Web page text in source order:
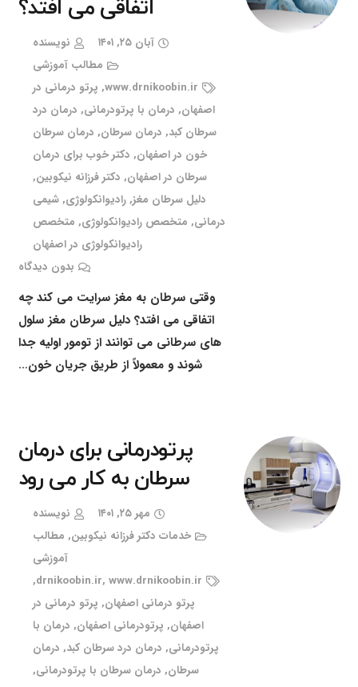
اتفاقی می افتد؟
آبان ۲۵, ۱۴۰۱
نویسنده
مطالب آموزشی
www.drnikoobin.ir
, پرتو درمانی در
اصفهان, درمان با پرتودرمانی, درمان درد
سرطان کبد, درمان سرطان, درمان سرطان
خون در اصفهان, دکتر خوب برای درمان
سرطان در اصفهان, دکتر فرزانه نیکوبین,
دلیل سرطان مغز,رادیوانکولوژی,شیمی
درمانی, متخصص رادیوانکولوژی, متخصص
رادیوانکولوژی در اصفهان
بدون دیدگاه
وقتی سرطان به مغز سرایت می کند چه
اتفاقی می افتد؟ دلیل سرطان مغز سلول
های سرطانی می توانند از تومور اولیه جدا
شوند و معمولاً از طریق جریان خون…
پرتودرمانی برای درمان
سرطان به کار می رود
مهر ۲۵, ۱۴۰۱
نویسنده
خدمات دکتر فرزانه نیکوبین, مطالب
آموزشی
drnikoobin.ir, www.drnikoobin.ir
,
پرتو درمانی اصفهان, پرتو درمانی در
اصفهان, پرتودرمانی اصفهان, درمان با
پرتودرمانی, درمان درد سرطان کبد, درمان
سرطان, درمان سرطان با پرتودرمانی,